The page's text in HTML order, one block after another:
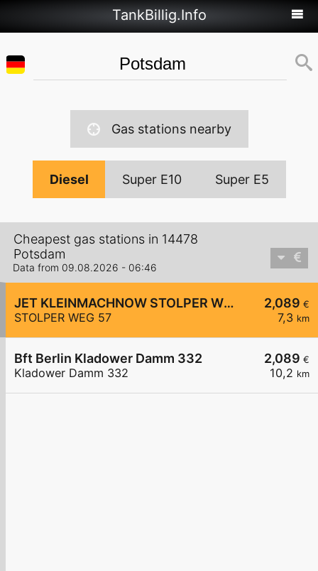
TankBillig.Info
Gas stations nearby
Diesel Super E10 Super E5
Cheapest gas stations in 14478
Potsdam
Data from 09.08.2026 - 06:46
2,089 €
7,3 km
JET KLEINMACHNOW STOLPER WEG 57
STOLPER WEG 57
2,089 €
10,2 km
Bft Berlin Kladower Damm 332
Kladower Damm 332